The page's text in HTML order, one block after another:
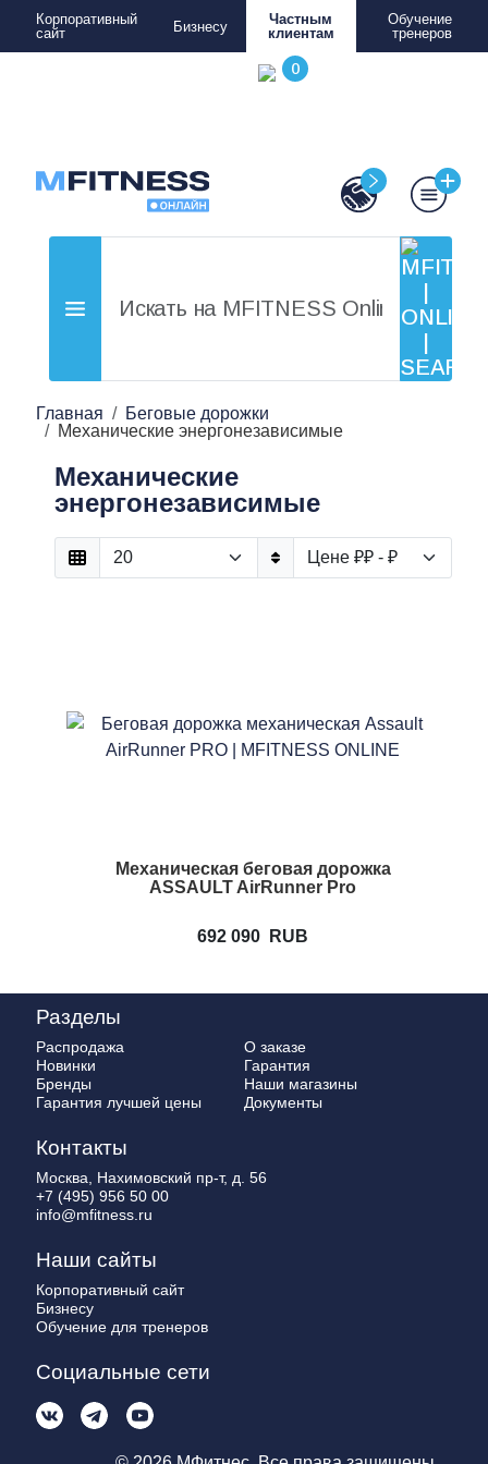
Корпоративный
сайт
Бизнесу
Частным
клиентам
Обучение
тренеров
Главная
Беговые дорожки
Механические энергонезависимые
Механические
энергонезависимые
Механическая беговая дорожка
ASSAULT AirRunner Pro
692 090 RUB
Разделы
Распродажа
Новинки
Бренды
Гарантия лучшей цены
О заказе
Гарантия
Наши магазины
Документы
Контакты
Москва, Нахимовский пр-т, д. 56
+7 (495) 956 50 00
info@mfitness.ru
Наши сайты
Корпоративный сайт
Бизнесу
Обучение для тренеров
Социальные сети